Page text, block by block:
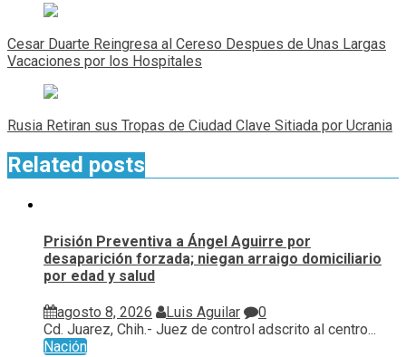
Navegación
de
entradas
Cesar Duarte Reingresa al Cereso Despues de Unas Largas
Vacaciones por los Hospitales
Rusia Retiran sus Tropas de Ciudad Clave Sitiada por Ucrania
Related posts
Prisión Preventiva a Ángel Aguirre por
desaparición forzada; niegan arraigo domiciliario
por edad y salud
agosto 8, 2026 Luis Aguilar
0
Cd. Juarez, Chih.- Juez de control adscrito al centro...
Nación